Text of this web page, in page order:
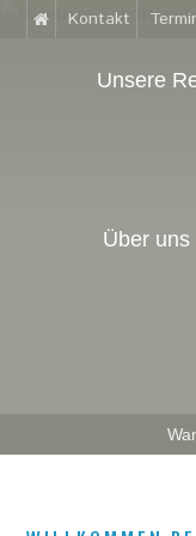
Kontakt
Unsere
Über uns